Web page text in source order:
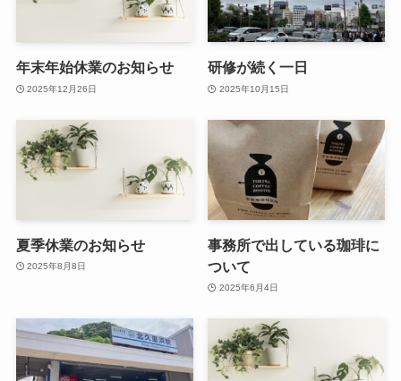
年末年始休業のお知らせ
2025年12月26日
研修が続く一日
2025年10月15日
夏季休業のお知らせ
2025年8月8日
事務所で出している珈琲に
ついて
2025年6月4日